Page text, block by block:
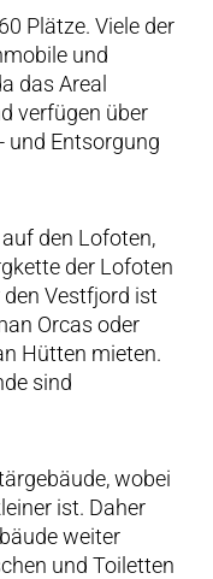
Plätze. Viele der
und
das Areal
verfügen über
und Entsorgung
den Lofoten,
der Lofoten
den Vestfjord ist
Orcas oder
Hütten mieten.
sind
wobei
ist. Daher
weiter
und Toiletten